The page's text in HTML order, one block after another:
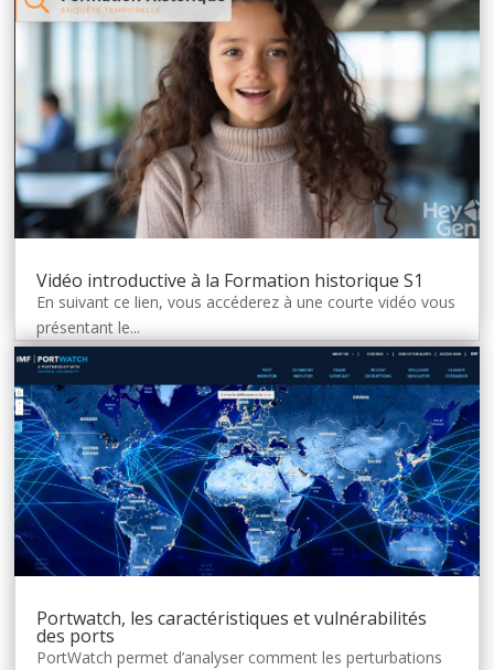
Vidéo introductive à la Formation historique S1
En suivant ce lien, vous accéderez à une courte vidéo vous
présentant le...
Portwatch, les caractéristiques et vulnérabilités
des ports
PortWatch permet d’analyser comment les perturbations